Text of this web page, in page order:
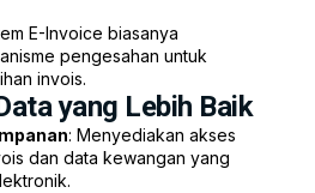
E-Invoice biasanya
pengesahan untuk
invois.
yang Lebih Baik
: Menyediakan akses
dan data kewangan yang